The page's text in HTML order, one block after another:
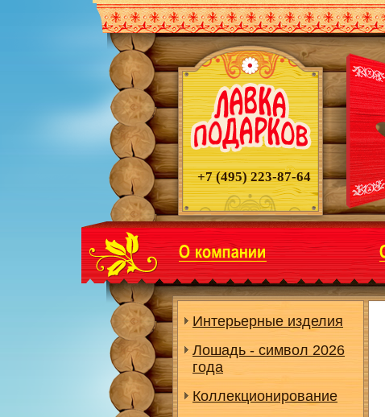
+7 (495) 223-87-64
Интерьерные изделия
Лошадь - символ 2026
года
Коллекционирование